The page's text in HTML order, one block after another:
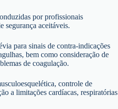
por profissionais
segurança aceitáveis.
para sinais de contra-indicações
bem como consideração de
de coagulação.
controle de
a limitações cardíacas, respiratórias